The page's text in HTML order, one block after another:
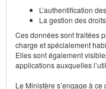
L’authentification
La gestion des
Ces données sont traitées
charge et spécialement
Elles sont également
applications auxquelles
Le Ministère s’engage à